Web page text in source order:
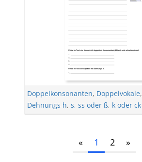
Doppelkonsonanten, Doppelvokale,
Dehnungs h, s, ss oder ß, k oder ck
« 1 2 »